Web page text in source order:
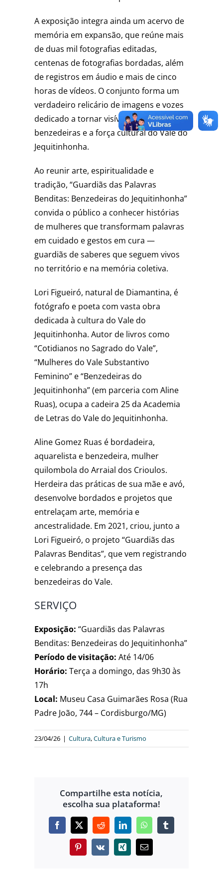
A exposição integra ainda um acervo de
memória em expansão, que reúne mais
de duas mil fotografias editadas,
centenas de fotografias bordadas, além
de registros em áudio e mais de cinco
horas de vídeos. O conjunto forma um
verdadeiro relicário de imagens e vozes
dedicado a tornar visível o ofício das
benzedeiras e a força cultural do Vale do
Jequitinhonha.
Ao reunir arte, espiritualidade e
tradição, “Guardiãs das Palavras
Benditas: Benzedeiras do Jequitinhonha”
convida o público a conhecer histórias
de mulheres que transformam palavras
em cuidado e gestos em cura —
guardiãs de saberes que seguem vivos
no território e na memória coletiva.
Lori Figueiró, natural de Diamantina, é
fotógrafo e poeta com vasta obra
dedicada à cultura do Vale do
Jequitinhonha. Autor de livros como
“Cotidianos no Sagrado do Vale”,
“Mulheres do Vale Substantivo
Feminino” e “Benzedeiras do
Jequitinhonha” (em parceria com Aline
Ruas), ocupa a cadeira 25 da Academia
de Letras do Vale do Jequitinhonha.
Aline Gomez Ruas é bordadeira,
aquarelista e benzedeira, mulher
quilombola do Arraial dos Crioulos.
Herdeira das práticas de sua mãe e avó,
desenvolve bordados e projetos que
entrelaçam arte, memória e
ancestralidade. Em 2021, criou, junto a
Lori Figueiró, o projeto “Guardiãs das
Palavras Benditas”, que vem registrando
e celebrando a presença das
benzedeiras do Vale.
SERVIÇO
Exposição: “Guardiãs das Palavras
Benditas: Benzedeiras do Jequitinhonha”
Período de visitação: Até 14/06
Horário: Terça a domingo, das 9h30 às
17h
Local: Museu Casa Guimarães Rosa (Rua
Padre João, 744 – Cordisburgo/MG)
23/04/26 | Cultura,Cultura e Turismo
Compartilhe esta notícia,
escolha sua plataforma!
Facebook
X RedditLinkedInWhatsAppTumblr
Pinterest
Vk Xing
E-
mail